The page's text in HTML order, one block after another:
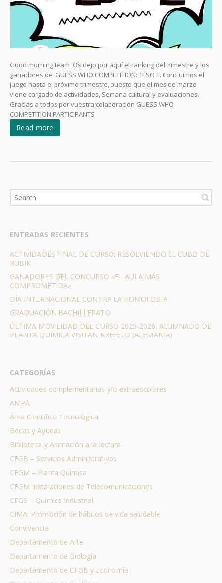
Good morning team Os dejo por aquí el ranking del trimestre y los
ganadores de GUESS WHO COMPETITION: 1ESO E. Concluimos el
juego hasta el próximo trimestre, puesto que el mes de marzo
viene cargado de actividades, Semana cultural y evaluaciones.
Gracias a todos por vuestra colaboración GUESS WHO
COMPETITION PARTICIPANTS
Read more
ENTRADAS RECIENTES
ACTIVIDADES FINAL DE CURSO: RESOLVIENDO EL CUBO DE
RUBIK
GANADORES DEL CONCURSO «EL AULA MÁS
COMPROMETIDA»
DÍA INTERNACIONAL CONTRA LA HOMOFOBIA
GRADUACIÓN BACHILLERATO
ÚLTIMA MOVILIDAD DEL CURSO 2025-2026: ALUMNADO DE
PLANTA QUÍMICA VISITAN KREFELD (ALEMANIA)
CATEGORÍAS
Actividades complementarias y/o extraescolares
AMPA
Área Científico Tecnológica
Becas y Ayudas
Biblioteca y Animación a la lectura
CFGB – Servicios Administrativos
CFGM – Planta Química
CFGM Instalaciones de Telecomunicaciones
CFGS – Química Industrial
CIMA: Promoción de hábitos de vida saludable
Convivencia
Departamento de Arte
Departamento de Biología
Departamento de CFGB y Economía